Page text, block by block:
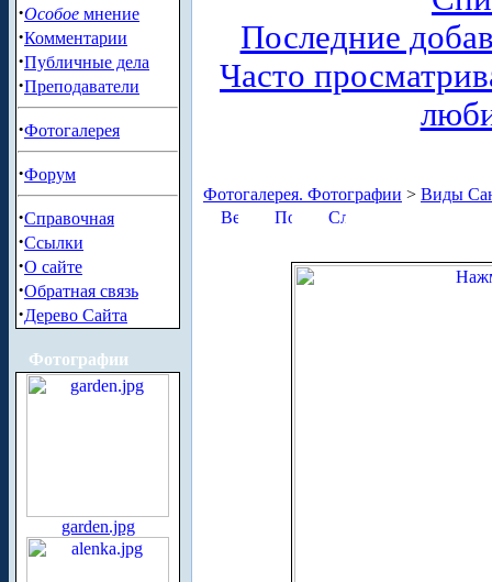
·Особое мнение
·Комментарии
·Публичные дела
·Преподаватели
·Фотогалерея
·Форум
·Справочная
·Ссылки
·О сайте
·Обратная связь
·Дерево Сайта
Фотографии
garden.jpg
Последние
Часто
Фотогалерея. Фотографии > Виды